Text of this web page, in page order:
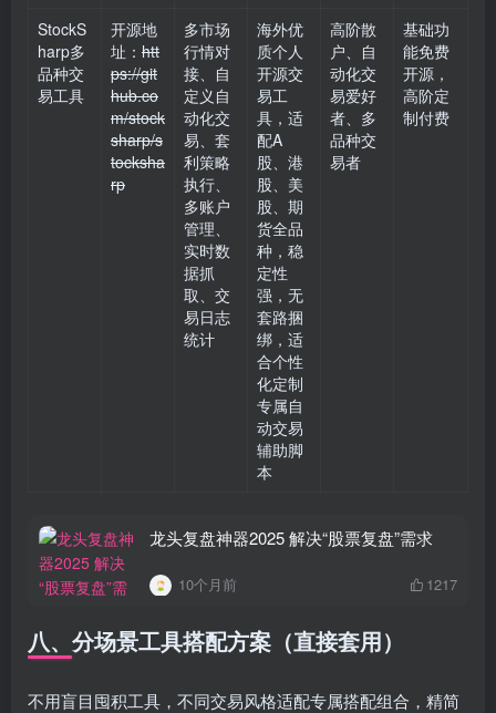
StockS
harp多
品种交
易工具
开源地
址： htt
ps://git
hub.co
m/stock
sharp/s
tocksha
rp
多市场
行情对
接、自
定义自
动化交
易、套
利策略
执行、
多账户
管理、
实时数
据抓
取、交
易日志
统计
海外优
质个人
开源交
易工
具，适
配A
股、港
股、美
股、期
货全品
种，稳
定性
强，无
套路捆
绑，适
合个性
化定制
专属自
动交易
辅助脚
本
高阶散
户、自
动化交
易爱好
者、多
品种交
易者
基础功
能免费
开源，
高阶定
制付费
龙头复盘神器2025 解决“股票复盘”需求
10个月前 1217
八、分场景工具搭配方案（直接套用）
不用盲目囤积工具，不同交易风格适配专属搭配组合，精简